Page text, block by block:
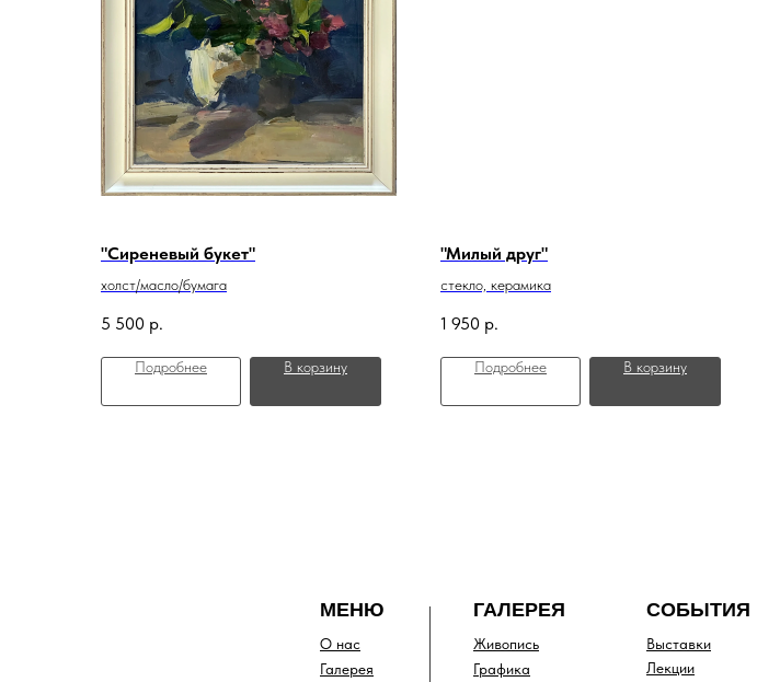
"Сиреневый букет"
холст/масло/бумага
5 500 р.
Подробнее В корзину
"Милый друг"
стекло, керамика
1 950 р.
Подробнее В корзину
СОБЫТИЯ
МЕНЮ
О нас
Галерея
ГАЛЕРЕЯ
Живопись
Графика
Выставки
Лекции